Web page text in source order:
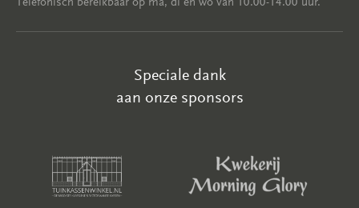
Speciale dank
aan onze sponsors